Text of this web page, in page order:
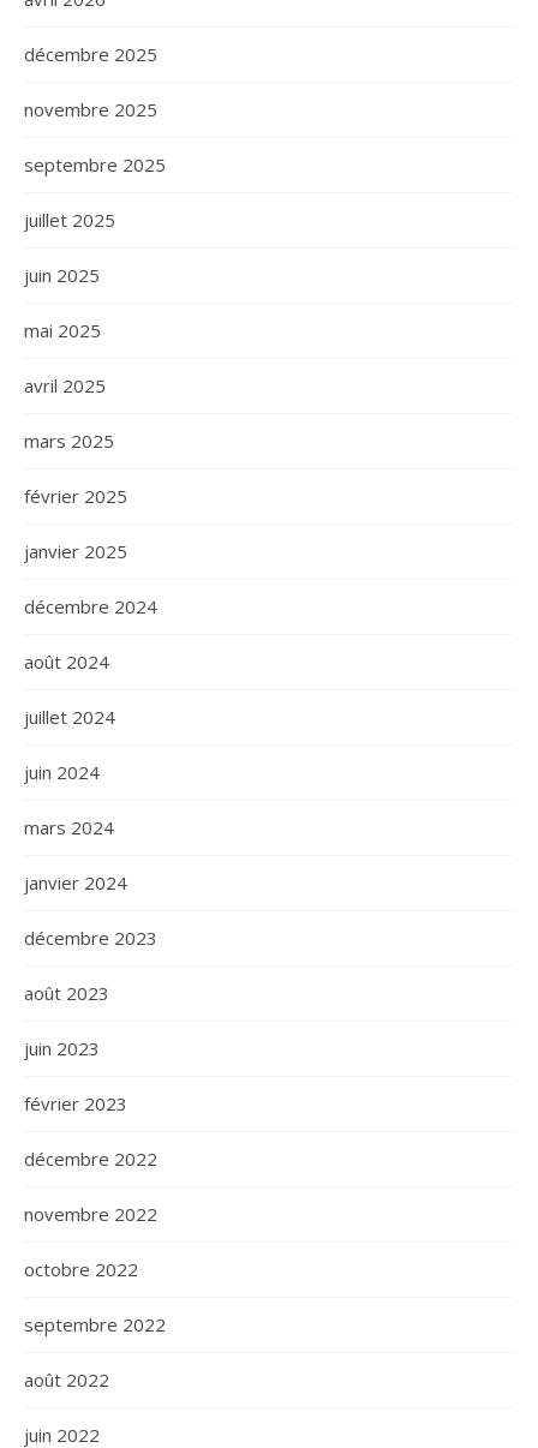
décembre 2025
novembre 2025
septembre 2025
juillet 2025
juin 2025
mai 2025
avril 2025
mars 2025
février 2025
janvier 2025
décembre 2024
août 2024
juillet 2024
juin 2024
mars 2024
janvier 2024
décembre 2023
août 2023
juin 2023
février 2023
décembre 2022
novembre 2022
octobre 2022
septembre 2022
août 2022
juin 2022